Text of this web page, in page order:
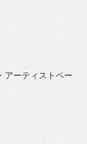
アーティストペー